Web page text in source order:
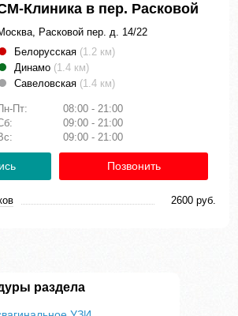
Клиника в пер. Расковой
Расковой пер. д. 14/22
Белорусская (1.2 км)
Динамо (1.4 км)
Савеловская (1.4 км)
Пт:
08:00 - 21:00
09:00 - 21:00
09:00 - 21:00
Позвонить
2600 руб.
раздела